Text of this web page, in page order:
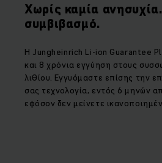
Χωρίς καμία
συμβιβασμό.
Η Jungheinrich Li-ion Guarantee
και 8 χρόνια εγγύηση στους
λιθίου. Εγγυόμαστε επίσης την
σας τεχνολογία, εντός 6 μηνών
εφόσον δεν μείνετε